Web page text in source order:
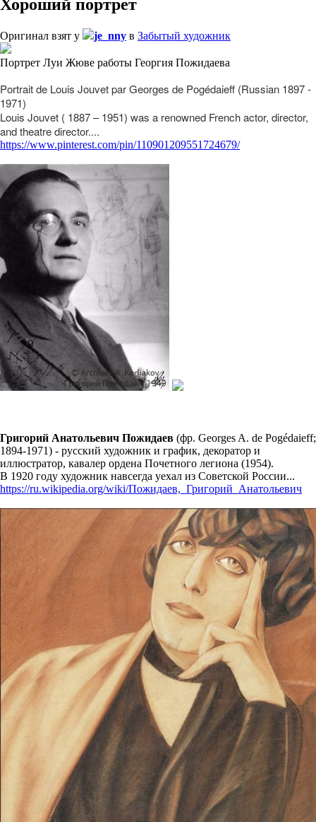
Хороший портрет
Оригинал взят у je_nny в Забытый художник
Портрет Луи Жюве работы Георгия Пожидаева
Portrait de Louis Jouvet par Georges de Pogédaieff (Russian 1897 -
1971)
Louis Jouvet ( 1887 – 1951) was a renowned French actor, director,
and theatre director....
https://www.pinterest.com/pin/110901209551724679/
Григорий Анатольевич Пожидаев (фр. Georges A. de Pogédaieff;
1894-1971) - русский художник и график, декоратор и
иллюстратор, кавалер ордена Почетного легиона (1954).
В 1920 году художник навсегда уехал из Советской России...
https://ru.wikipedia.org/wiki/Пожидаев,_Григорий_Анатольевич